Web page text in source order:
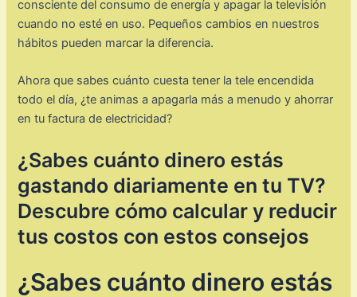
consciente del consumo de energía y apagar la televisión
cuando no esté en uso. Pequeños cambios en nuestros
hábitos pueden marcar la diferencia.
Ahora que sabes cuánto cuesta tener la tele encendida
todo el día, ¿te animas a apagarla más a menudo y ahorrar
en tu factura de electricidad?
¿Sabes cuánto dinero estás
gastando diariamente en tu TV?
Descubre cómo calcular y reducir
tus costos con estos consejos
¿Sabes cuánto dinero estás